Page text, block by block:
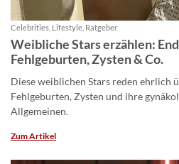
Celebrities, Lifestyle, Ratgeber
Weibliche Stars erzählen:
Fehlgeburten, Zysten & Co.
Diese weiblichen Stars reden ehrlich
Fehlgeburten, Zysten und ihre
Allgemeinen.
Zum Artikel